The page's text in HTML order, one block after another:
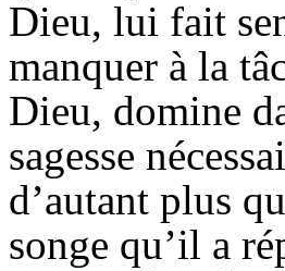
Dieu, lui fait
manquer à la
Dieu, domine
sagesse
d’autant plus
songe qu’il a